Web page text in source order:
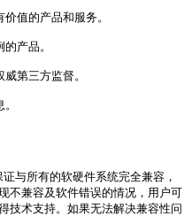
值的产品和服务。
产品。
第三方监督。
与所有的软硬件系统完全兼容，
不兼容及软件错误的情况，用户可
技术支持。如果无法解决兼容性问